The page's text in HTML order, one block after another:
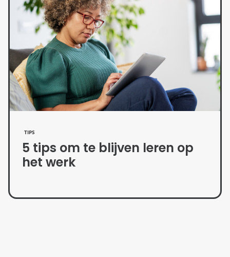
TIPS
5 tips om te blijven leren op
het werk